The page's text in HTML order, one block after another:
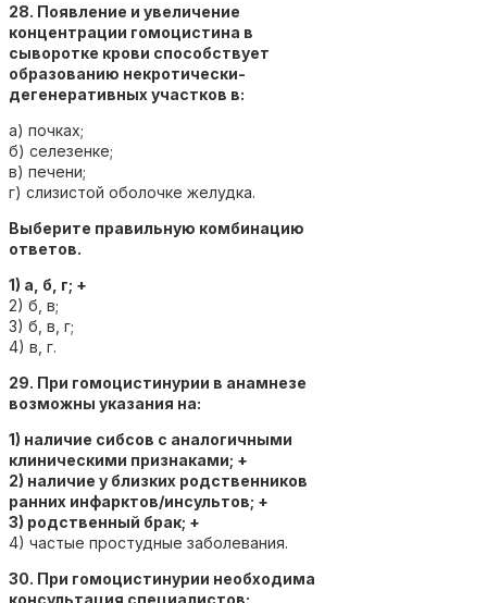
28. Появление и увеличение
концентрации гомоцистина в
сыворотке крови способствует
образованию некротически-
дегенеративных участков в:
а) почках;
б) селезенке;
в) печени;
г) слизистой оболочке желудка.
Выберите правильную комбинацию
ответов.
1) а, б, г; +
2) б, в;
3) б, в, г;
4) в, г.
29. При гомоцистинурии в анамнезе
возможны указания на:
1) наличие сибсов с аналогичными
клиническими признаками; +
2) наличие у близких родственников
ранних инфарктов/инсультов; +
3) родственный брак; +
4) частые простудные заболевания.
30. При гомоцистинурии необходима
консультация специалистов: